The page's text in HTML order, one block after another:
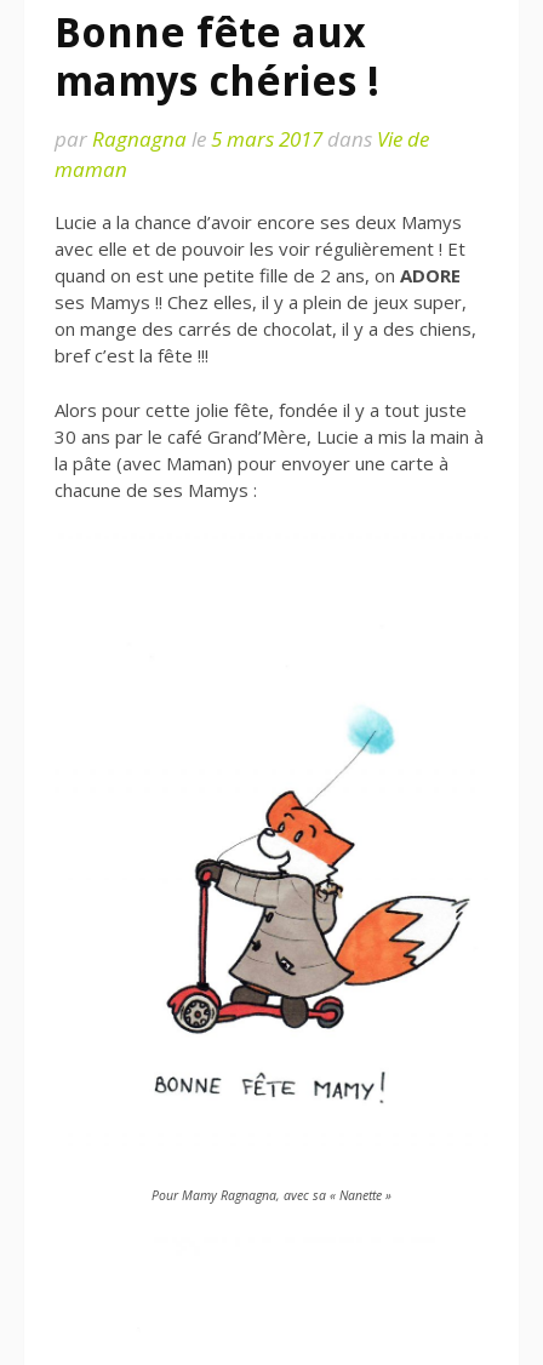
Bonne fête aux
mamys chéries !
parRagnagnale5 mars 2017dans Vie de
maman
Lucie a la chance d’avoir encore ses deux Mamys
avec elle et de pouvoir les voir régulièrement ! Et
quand on est une petite fille de 2 ans, on ADORE
ses Mamys !! Chez elles, il y a plein de jeux super,
on mange des carrés de chocolat, il y a des chiens,
bref c’est la fête !!!
Alors pour cette jolie fête, fondée il y a tout juste
30 ans par le café Grand’Mère, Lucie a mis la main à
la pâte (avec Maman) pour envoyer une carte à
chacune de ses Mamys :
Pour Mamy Ragnagna, avec sa « Nanette »